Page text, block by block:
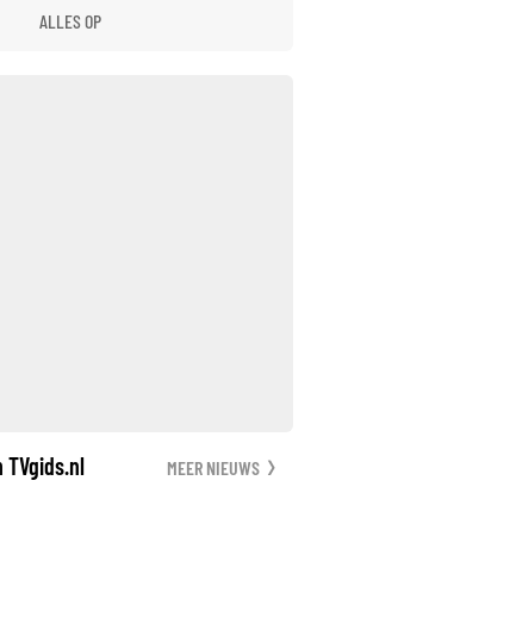
ALLES OP
TVgids.nl MEER NIEUWS